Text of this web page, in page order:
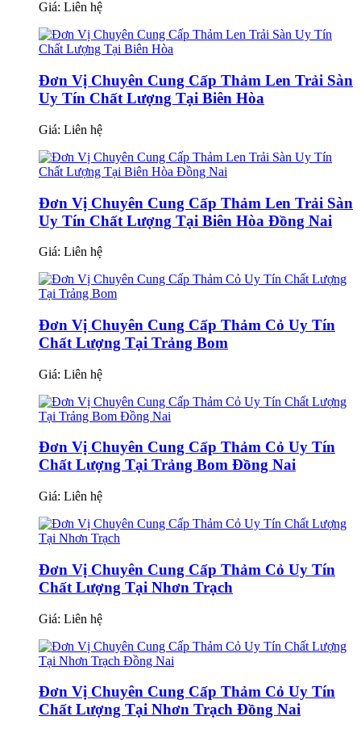
Giá: Liên hệ
Đơn Vị Chuyên Cung Cấp Thảm Len Trải Sàn
Uy Tín Chất Lượng Tại Biên Hòa
Giá: Liên hệ
Đơn Vị Chuyên Cung Cấp Thảm Len Trải Sàn
Uy Tín Chất Lượng Tại Biên Hòa Đồng Nai
Giá: Liên hệ
Đơn Vị Chuyên Cung Cấp Thảm Cỏ Uy Tín
Chất Lượng Tại Trảng Bom
Giá: Liên hệ
Đơn Vị Chuyên Cung Cấp Thảm Cỏ Uy Tín
Chất Lượng Tại Trảng Bom Đồng Nai
Giá: Liên hệ
Đơn Vị Chuyên Cung Cấp Thảm Cỏ Uy Tín
Chất Lượng Tại Nhơn Trạch
Giá: Liên hệ
Đơn Vị Chuyên Cung Cấp Thảm Cỏ Uy Tín
Chất Lượng Tại Nhơn Trạch Đồng Nai